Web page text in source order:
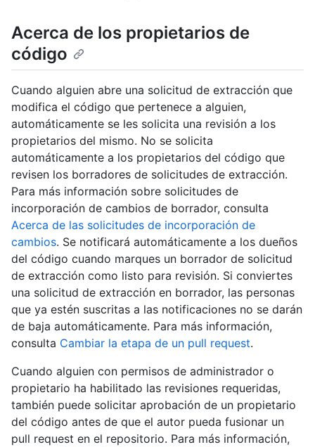
Acerca de los propietarios de
código
Cuando alguien abre una solicitud de extracción que
modifica el código que pertenece a alguien,
automáticamente se les solicita una revisión a los
propietarios del mismo. No se solicita
automáticamente a los propietarios del código que
revisen los borradores de solicitudes de extracción.
Para más información sobre solicitudes de
incorporación de cambios de borrador, consulta
Acerca de las solicitudes de incorporación de
cambios. Se notificará automáticamente a los dueños
del código cuando marques un borrador de solicitud
de extracción como listo para revisión. Si conviertes
una solicitud de extracción en borrador, las personas
que ya estén suscritas a las notificaciones no se darán
de baja automáticamente. Para más información,
consulta Cambiar la etapa de un pull request.
Cuando alguien con permisos de administrador o
propietario ha habilitado las revisiones requeridas,
también puede solicitar aprobación de un propietario
del código antes de que el autor pueda fusionar un
pull request en el repositorio. Para más información,